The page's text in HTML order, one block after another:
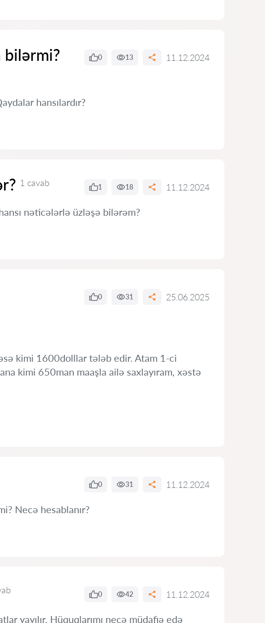
bilərmi? 0 13 11.12.2024
hansılardır?
1 cavab 1 18 11.12.2024
nəticələrlə üzləşə bilərəm?
0 31 25.06.2025
kimi 1600dolllar tələb edir. Atam 1-ci
kimi 650man maaşla ailə saxlayıram, xəstə
0 31 11.12.2024
Necə hesablanır?
0 42 11.12.2024
yayılır. Hüquqlarımı necə müdafiə edə